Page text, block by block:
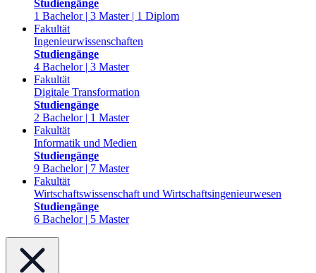
Studiengänge
1 Bachelor | 3 Master | 1 Diplom
Fakultät
Ingenieurwissenschaften
Studiengänge
4 Bachelor | 3 Master
Fakultät
Digitale Transformation
Studiengänge
2 Bachelor | 1 Master
Fakultät
Informatik und Medien
Studiengänge
9 Bachelor | 7 Master
Fakultät
Wirtschaftswissenschaft und Wirtschaftsingenieurwesen
Studiengänge
6 Bachelor | 5 Master